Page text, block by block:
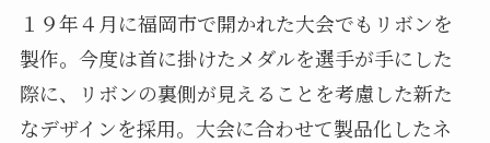
１９年４月に福岡市で開かれた大会でもリボンを
製作。今度は首に掛けたメダルを選手が手にした
際に、リボンの裏側が見えることを考慮した新た
なデザインを採用。大会に合わせて製品化したネ